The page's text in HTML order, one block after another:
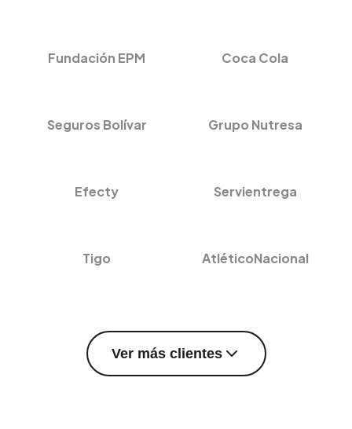
Fundación EPM Coca Cola
Seguros Bolívar Grupo Nutresa
Efecty Servientrega
Tigo AtléticoNacional
Ver más clientes